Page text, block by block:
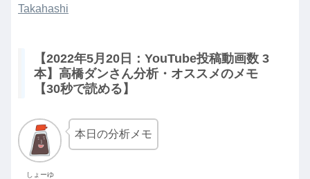
Takahashi
【2022年5月20日：YouTube投稿動画数 3
本】高橋ダンさん分析・オススメのメモ
【30秒で読める】
しょーゆ
本日の分析メモ